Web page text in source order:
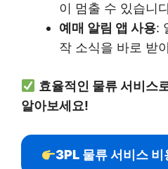
이 멈출 수 있습니
예매 알림 앱 사용:
작 소식을 바로 받
효율적인 물류 서비스
알아보세요!
3PL 물류 서비스 비